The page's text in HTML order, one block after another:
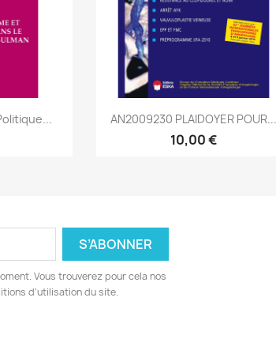
Aperçu rapide
AN2009230 PLAIDOYER POUR...
10,00 €
Vous trouverez pour cela nos
d'utilisation du site.